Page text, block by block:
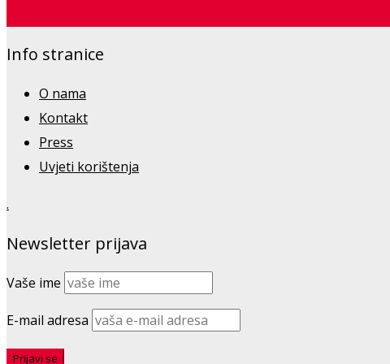
Info stranice
O nama
Kontakt
Press
Uvjeti korištenja
.
Newsletter prijava
Vaše ime
E-mail adresa